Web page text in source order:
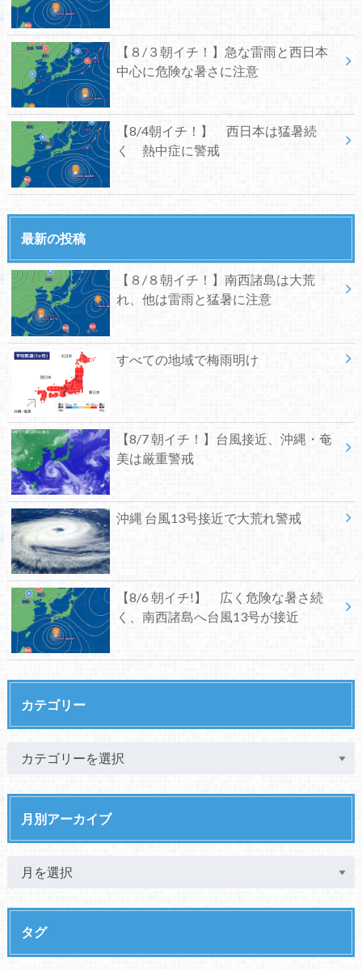
【８/３朝イチ！】急な雷雨と西日本
中心に危険な暑さに注意
【8/4朝イチ！】 西日本は猛暑続
く 熱中症に警戒
最新の投稿
【８/８朝イチ！】南西諸島は大荒
れ、他は雷雨と猛暑に注意
すべての地域で梅雨明け
【8/7 朝イチ！】台風接近、沖縄・奄
美は厳重警戒
沖縄 台風13号接近で大荒れ警戒
【8/6 朝イチ!】 広く危険な暑さ続
く、南西諸島へ台風13号が接近
カテゴリー
月別アーカイブ
タグ